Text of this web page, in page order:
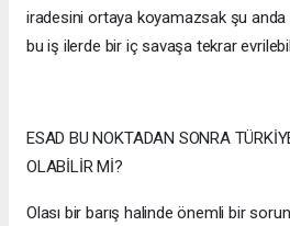
iradesini ortaya koyamazsak şu
bu iş ilerde bir iç savaşa tekrar
ESAD BU NOKTADAN SONRA
OLABİLİR Mİ?
Olası bir barış halinde önemli bir